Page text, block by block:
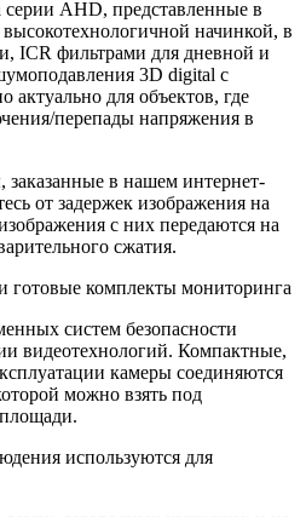
серии AHD, представленные в
начинкой, в
ICR фильтрами для дневной и
3D digital с
для объектов, где
перепады напряжения в
в нашем интернет-
от задержек изображения на
с них передаются на
сжатия.
готовые комплекты мониторинга
систем безопасности
видеотехнологий. Компактные,
камеры соединяются
можно взять под
используются для